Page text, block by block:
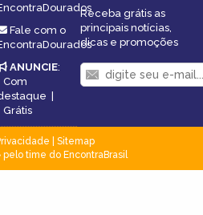
Fale com o
ANUNCIE:
Com
|
Grátis
Receba grátis as
principais notícias,
dicas e promoções
Sitemap
time do EncontraBrasil